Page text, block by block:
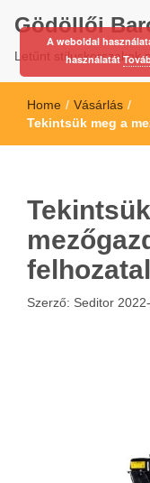
Gödöllői
Letűnt stíluskorszakok
Home / Vásárlás /
Tekintsük meg a
Szerző: Seditor
A weboldal
használatát